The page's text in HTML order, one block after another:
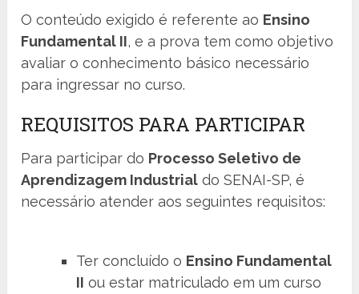
O conteúdo exigido é referente ao Ensino
Fundamental II, e a prova tem como objetivo
avaliar o conhecimento básico necessário
para ingressar no curso.
REQUISITOS PARA PARTICIPAR
Para participar do Processo Seletivo de
Aprendizagem Industrial do SENAI-SP, é
necessário atender aos seguintes requisitos:
Ter concluído o Ensino Fundamental
II ou estar matriculado em um curso